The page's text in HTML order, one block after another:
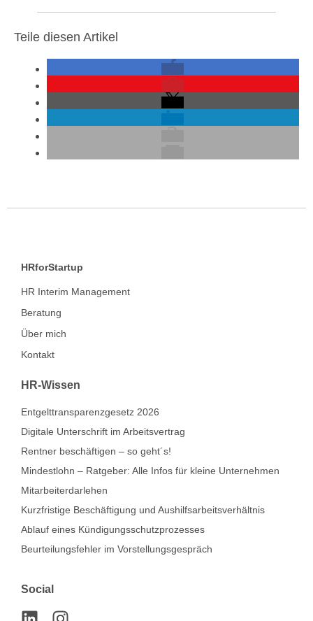
Teile diesen Artikel
HRforStartup
HR Interim Management
Beratung
Über mich
Kontakt
HR-Wissen
Entgelttransparenzgesetz 2026
Digitale Unterschrift im Arbeitsvertrag
Rentner beschäftigen – so geht´s!
Mindestlohn – Ratgeber: Alle Infos für kleine Unternehmen
Mitarbeiterdarlehen
Kurzfristige Beschäftigung und Aushilfsarbeitsverhältnis
Ablauf eines Kündigungsschutzprozesses
Beurteilungsfehler im Vorstellungsgespräch
Social